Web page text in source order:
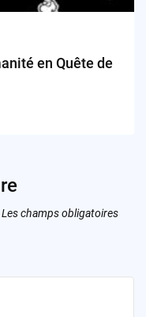
en Quête de
Les champs obligatoires